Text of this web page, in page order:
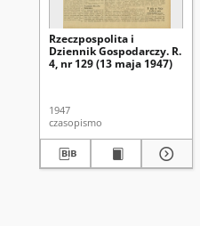
Rzeczpospolita i
Dziennik Gospodarczy. R.
4, nr 129 (13 maja 1947)
1947
czasopismo